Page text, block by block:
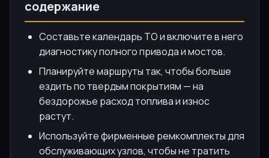
содержание
Составьте календарь ТО и включите в него
диагностику полного привода и мостов.
Планируйте маршруты так, чтобы больше
ездить по твердым покрытиям — на
бездорожье расход топлива и износ
растут.
Используйте фирменные ремкомплекты для
обслуживающих узлов, чтобы не тратить